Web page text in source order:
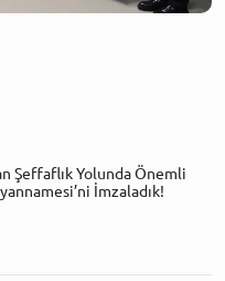
Şeffaflık Yolunda Önemli
İmzaladık!